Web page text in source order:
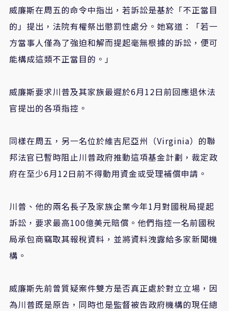
威廉斯在周五的命令中指出，若訴訟是基於「不正當目
的」提出，法院有權祭出懲罰性處分。她寫道：「若一
方當事人僅為了強迫和解而提起毫無根據的訴訟，便可
能構成這類不正當目的。」
威廉斯要求川普及其家族最遲於6月12日前回應退休法
官提出的各項指控。
同樣在周五，另一名位於維吉尼亞州（Virginia）的聯
邦法官已暫時阻止川普政府推動這項基金計劃，裁定政
府在至少6月12日前不得動用資金或受理補償申請。
川普、他的兩名長子及家族企業今年1月對國稅局提起
訴訟，要求最高100億美元賠償。他們指控一名前國稅
局承包商竊取其報稅資料，並將資料洩露給多家新聞機
構。
威廉斯先前曾質疑案件雙方是否真正處於對立立場，因
為川普既是原告，同時也是監督被告政府機構的現任總